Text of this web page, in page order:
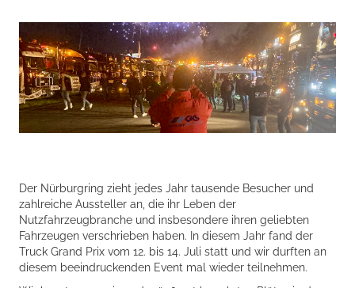
Der Nürburgring zieht jedes Jahr tausende Besucher und
zahlreiche Aussteller an, die ihr Leben der
Nutzfahrzeugbranche und insbesondere ihren geliebten
Fahrzeugen verschrieben haben. In diesem Jahr fand der
Truck Grand Prix vom 12. bis 14. Juli statt und wir durften an
diesem beeindruckenden Event mal wieder teilnehmen.